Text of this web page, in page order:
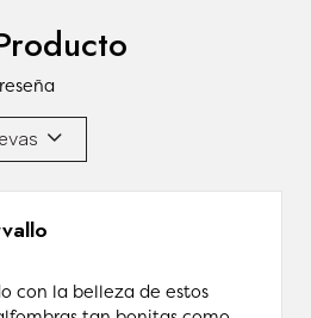
con la belleza de estos